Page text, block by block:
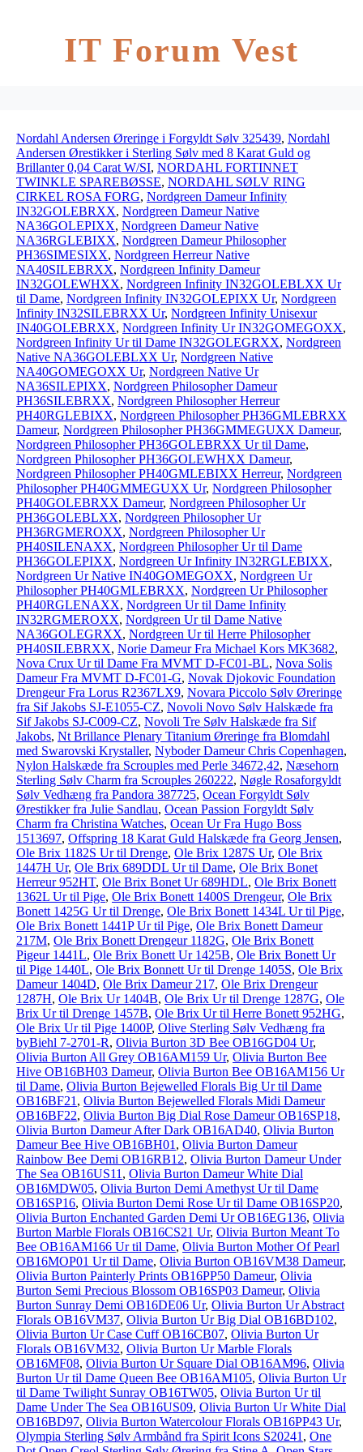
IT Forum Vest
Nordahl Andersen Øreringe i Forgyldt Sølv 325439, Nordahl
Andersen Ørestikker i Sterling Sølv med 8 Karat Guld og
Brillanter 0,04 Carat W/SI, NORDAHL FORTINNET
TWINKLE SPAREBØSSE, NORDAHL SØLV RING
CIRKEL ROSA FORG, Nordgreen Dameur Infinity
IN32GOLEBRXX, Nordgreen Dameur Native
NA36GOLEPIXX, Nordgreen Dameur Native
NA36RGLEBIXX, Nordgreen Dameur Philosopher
PH36SIMESIXX, Nordgreen Herreur Native
NA40SILEBRXX, Nordgreen Infinity Dameur
IN32GOLEWHXX, Nordgreen Infinity IN32GOLEBLXX Ur
til Dame, Nordgreen Infinity IN32GOLEPIXX Ur, Nordgreen
Infinity IN32SILEBRXX Ur, Nordgreen Infinity Unisexur
IN40GOLEBRXX, Nordgreen Infinity Ur IN32GOMEGOXX,
Nordgreen Infinity Ur til Dame IN32GOLEGRXX, Nordgreen
Native NA36GOLEBLXX Ur, Nordgreen Native
NA40GOMEGOXX Ur, Nordgreen Native Ur
NA36SILEPIXX, Nordgreen Philosopher Dameur
PH36SILEBRXX, Nordgreen Philosopher Herreur
PH40RGLEBIXX, Nordgreen Philosopher PH36GMLEBRXX
Dameur, Nordgreen Philosopher PH36GMMEGUXX Dameur,
Nordgreen Philosopher PH36GOLEBRXX Ur til Dame,
Nordgreen Philosopher PH36GOLEWHXX Dameur,
Nordgreen Philosopher PH40GMLEBIXX Herreur, Nordgreen
Philosopher PH40GMMEGUXX Ur, Nordgreen Philosopher
PH40GOLEBRXX Dameur, Nordgreen Philosopher Ur
PH36GOLEBLXX, Nordgreen Philosopher Ur
PH36RGMEROXX, Nordgreen Philosopher Ur
PH40SILENAXX, Nordgreen Philosopher Ur til Dame
PH36GOLEPIXX, Nordgreen Ur Infinity IN32RGLEBIXX,
Nordgreen Ur Native IN40GOMEGOXX, Nordgreen Ur
Philosopher PH40GMLEBRXX, Nordgreen Ur Philosopher
PH40RGLENAXX, Nordgreen Ur til Dame Infinity
IN32RGMEROXX, Nordgreen Ur til Dame Native
NA36GOLEGRXX, Nordgreen Ur til Herre Philosopher
PH40SILEBRXX, Norie Dameur Fra Michael Kors MK3682,
Nova Crux Ur til Dame Fra MVMT D-FC01-BL, Nova Solis
Dameur Fra MVMT D-FC01-G, Novak Djokovic Foundation
Drengeur Fra Lorus R2367LX9, Novara Piccolo Sølv Øreringe
fra Sif Jakobs SJ-E1055-CZ, Novoli Novo Sølv Halskæde fra
Sif Jakobs SJ-C009-CZ, Novoli Tre Sølv Halskæde fra Sif
Jakobs, Nt Brillance Plenary Titanium Øreringe fra Blomdahl
med Swarovski Krystaller, Nyboder Dameur Chris Copenhagen,
Nylon Halskæde fra Scrouples med Perle 34672,42, Næsehorn
Sterling Sølv Charm fra Scrouples 260222, Nøgle Rosaforgyldt
Sølv Vedhæng fra Pandora 387725, Ocean Forgyldt Sølv
Ørestikker fra Julie Sandlau, Ocean Passion Forgyldt Sølv
Charm fra Christina Watches, Ocean Ur Fra Hugo Boss
1513697, Offspring 18 Karat Guld Halskæde fra Georg Jensen,
Ole Brix 1182S Ur til Drenge, Ole Brix 1287S Ur, Ole Brix
1447H Ur, Ole Brix 689DDL Ur til Dame, Ole Brix Bonet
Herreur 952HT, Ole Brix Bonet Ur 689HDL, Ole Brix Bonett
1362L Ur til Pige, Ole Brix Bonett 1400S Drengeur, Ole Brix
Bonett 1425G Ur til Drenge, Ole Brix Bonett 1434L Ur til Pige,
Ole Brix Bonett 1441P Ur til Pige, Ole Brix Bonett Dameur
217M, Ole Brix Bonett Drengeur 1182G, Ole Brix Bonett
Pigeur 1441L, Ole Brix Bonett Ur 1425B, Ole Brix Bonett Ur
til Pige 1440L, Ole Brix Bonnett Ur til Drenge 1405S, Ole Brix
Dameur 1404D, Ole Brix Dameur 217, Ole Brix Drengeur
1287H, Ole Brix Ur 1404B, Ole Brix Ur til Drenge 1287G, Ole
Brix Ur til Drenge 1457B, Ole Brix Ur til Herre Bonett 952HG,
Ole Brix Ur til Pige 1400P, Olive Sterling Sølv Vedhæng fra
byBiehl 7-2701-R, Olivia Burton 3D Bee OB16GD04 Ur,
Olivia Burton All Grey OB16AM159 Ur, Olivia Burton Bee
Hive OB16BH03 Dameur, Olivia Burton Bee OB16AM156 Ur
til Dame, Olivia Burton Bejewelled Florals Big Ur til Dame
OB16BF21 , Olivia Burton Bejewelled Florals Midi Dameur
OB16BF22, Olivia Burton Big Dial Rose Dameur OB16SP18,
Olivia Burton Dameur After Dark OB16AD40, Olivia Burton
Dameur Bee Hive OB16BH01 , Olivia Burton Dameur
Rainbow Bee Demi OB16RB12, Olivia Burton Dameur Under
The Sea OB16US11 , Olivia Burton Dameur White Dial
OB16MDW05, Olivia Burton Demi Amethyst Ur til Dame
OB16SP16, Olivia Burton Demi Rose Ur til Dame OB16SP20,
Olivia Burton Enchanted Garden Demi Ur OB16EG136, Olivia
Burton Marble Florals OB16CS21 Ur, Olivia Burton Meant To
Bee OB16AM166 Ur til Dame, Olivia Burton Mother Of Pearl
OB16MOP01 Ur til Dame, Olivia Burton OB16VM38 Dameur,
Olivia Burton Painterly Prints OB16PP50 Dameur, Olivia
Burton Semi Precious Blossom OB16SP03 Dameur, Olivia
Burton Sunray Demi OB16DE06 Ur, Olivia Burton Ur Abstract
Florals OB16VM37, Olivia Burton Ur Big Dial OB16BD102,
Olivia Burton Ur Case Cuff OB16CB07, Olivia Burton Ur
Florals OB16VM32, Olivia Burton Ur Marble Florals
OB16MF08, Olivia Burton Ur Square Dial OB16AM96, Olivia
Burton Ur til Dame Queen Bee OB16AM105, Olivia Burton Ur
til Dame Twilight Sunray OB16TW05, Olivia Burton Ur til
Dame Under The Sea OB16US09, Olivia Burton Ur White Dial
OB16BD97, Olivia Burton Watercolour Florals OB16PP43 Ur,
Olympia Sterling Sølv Armbånd fra Spirit Icons S20241 , One